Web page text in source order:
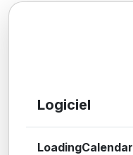
Logiciel
LoadingCalendar